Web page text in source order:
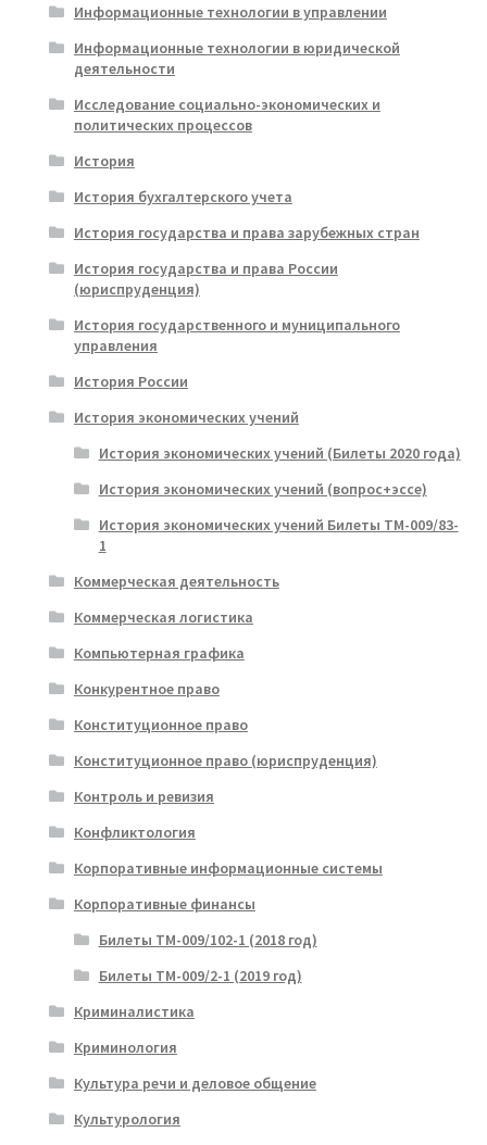
Информационные технологии в управлении
Информационные технологии в юридической
деятельности
Исследование социально-экономических и
политических процессов
История
История бухгалтерского учета
История государства и права зарубежных стран
История государства и права России
(юриспруденция)
История государственного и муниципального
управления
История России
История экономических учений
История экономических учений (Билеты 2020 года)
История экономических учений (вопрос+эссе)
История экономических учений Билеты ТМ-009/83-
1
Коммерческая деятельность
Коммерческая логистика
Компьютерная графика
Конкурентное право
Конституционное право
Конституционное право (юриспруденция)
Контроль и ревизия
Конфликтология
Корпоративные информационные системы
Корпоративные финансы
Билеты ТМ-009/102-1 (2018 год)
Билеты ТМ-009/2-1 (2019 год)
Криминалистика
Криминология
Культура речи и деловое общение
Культурология